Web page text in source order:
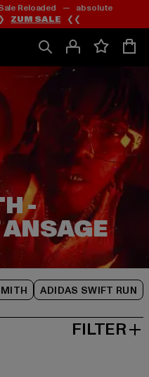
springen
springen
Reloaded — absolute
ZUM SALE ❮❮
-
ADIDAS SWIFT RUN
springen
FILTER